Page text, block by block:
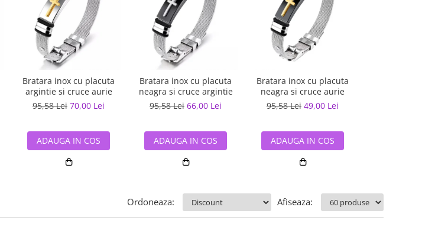
Bratara inox cu placuta
argintie si cruce aurie
95,58 Lei 70,00 Lei
ADAUGA IN COS
Bratara inox cu placuta
neagra si cruce argintie
95,58 Lei 66,00 Lei
ADAUGA IN COS
Bratara inox cu placuta
neagra si cruce aurie
95,58 Lei 49,00 Lei
ADAUGA IN COS
Afiseaza:
Ordoneaza: